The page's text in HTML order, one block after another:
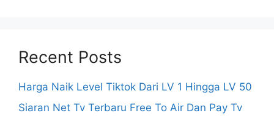
Recent Posts
Harga Naik Level Tiktok Dari LV 1 Hingga LV 50
Siaran Net Tv Terbaru Free To Air Dan Pay Tv